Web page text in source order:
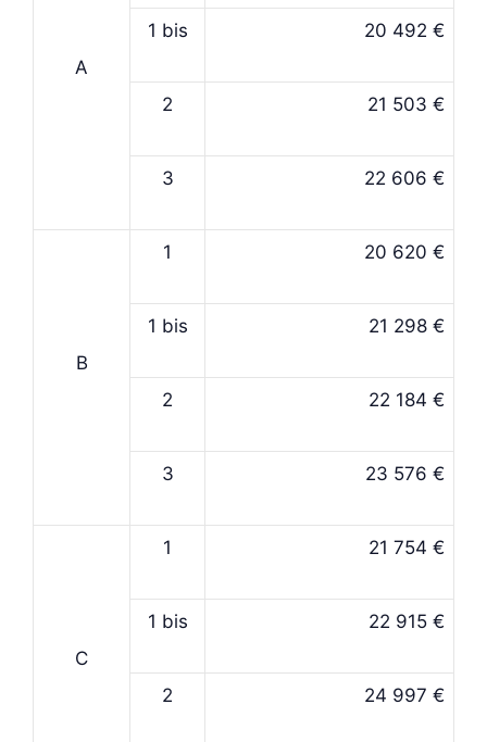
A
1 bis 20 492 €
2 21 503 €
3 22 606 €
B
1 20 620 €
1 bis 21 298 €
2 22 184 €
3 23 576 €
C
1 21 754 €
1 bis 22 915 €
2 24 997 €